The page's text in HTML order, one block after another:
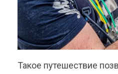
Такое путешествие